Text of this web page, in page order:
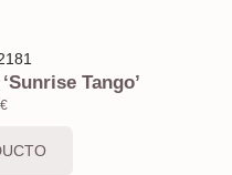
Tango’
€